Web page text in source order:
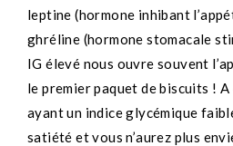
leptine (hormone inhibant
ghréline (hormone stomacale
IG élevé nous ouvre souvent
le premier paquet de biscuits ! A
ayant un indice glycémique
satiété et vous n’aurez plus